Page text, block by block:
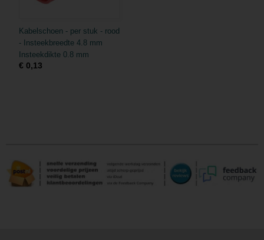
Kabelschoen - per stuk - rood
- Insteekbreedte 4.8 mm
Insteekdikte 0.8 mm
€ 0,13